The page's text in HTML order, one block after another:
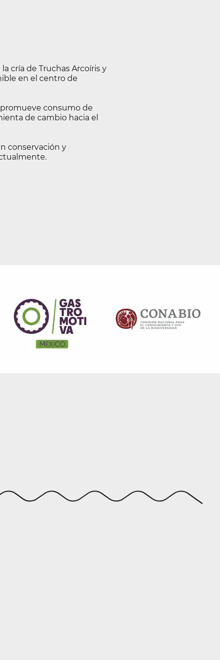
cría de Truchas Arcoíris y
en el centro de
promueve consumo de
de cambio hacia el
conservación y